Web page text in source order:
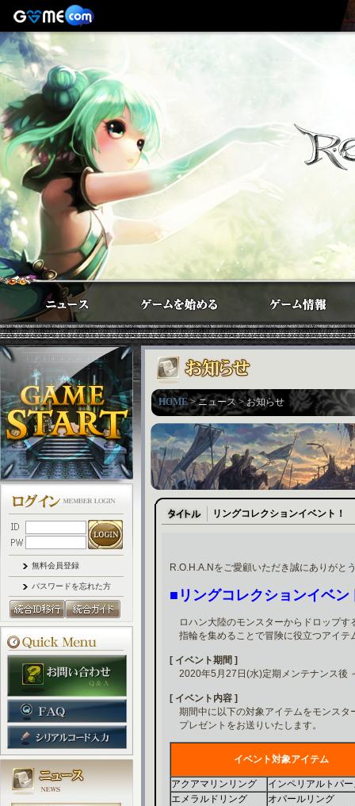
無料会員登録
パスワードを忘れた方
HOME> ニュース > お知らせ
リングコレクションイベント！
R.O.H.A.Nをご愛顧いただき誠にありがと
■リングコレクションイベン
ロハン大陸のモンスターからドロップす
指輪を集めることで冒険に役立つアイテ
[ イベント期間 ]
2020年5月27日(水)定期メンテナンス後
[ イベント内容 ]
期間中に以下の対象アイテムをモンスタ
プレゼントをお送りいたします。
イベント対象アイテム
アクアマリンリング
インペリアルトパ
エメラルドリング
オパールリング